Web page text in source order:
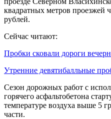
квадратных метров проезжей
рублей.
Сейчас читают:
Пробки сковали дороги
Утренние девятибалльные
Сезон дорожных работ с
горячего асфальтобетона
температуре воздуха выше 5
части.